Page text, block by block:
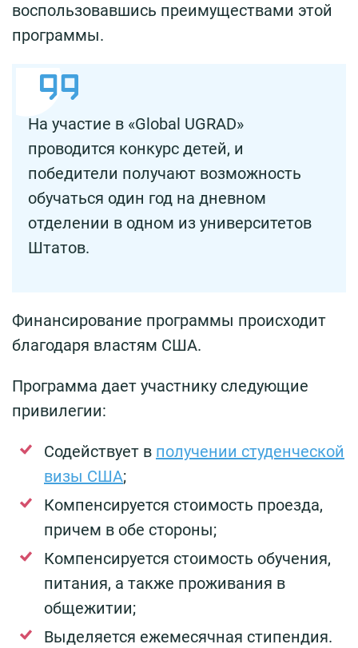
воспользовавшись преимуществами этой
программы.
На участие в «Global UGRAD»
проводится конкурс детей, и
победители получают возможность
обучаться один год на дневном
отделении в одном из университетов
Штатов.
Финансирование программы происходит
благодаря властям США.
Программа дает участнику следующие
привилегии:
Содействует в получении студенческой
визы США;
Компенсируется стоимость проезда,
причем в обе стороны;
Компенсируется стоимость обучения,
питания, а также проживания в
общежитии;
Выделяется ежемесячная стипендия.